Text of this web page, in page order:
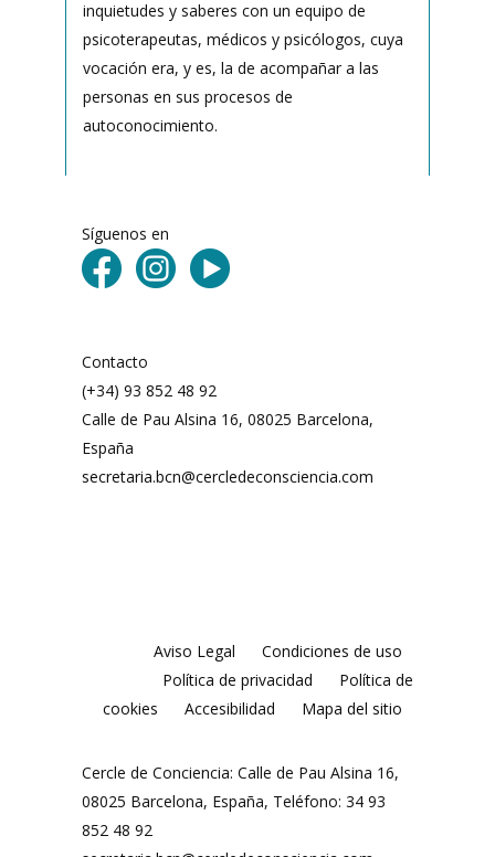
inquietudes y saberes con un equipo de
psicoterapeutas, médicos y psicólogos, cuya
vocación era, y es, la de acompañar a las
personas en sus procesos de
autoconocimiento.
Síguenos en
Contacto
(+34) 93 852 48 92
Calle de Pau Alsina 16, 08025 Barcelona,
España
secretaria.bcn@cercledeconsciencia.com
Aviso Legal
Condiciones de uso
Política de privacidad
Política de
cookies
Accesibilidad Mapa del sitio
Cercle de Conciencia: Calle de Pau Alsina 16,
08025 Barcelona, España, Teléfono: 34 93
852 48 92